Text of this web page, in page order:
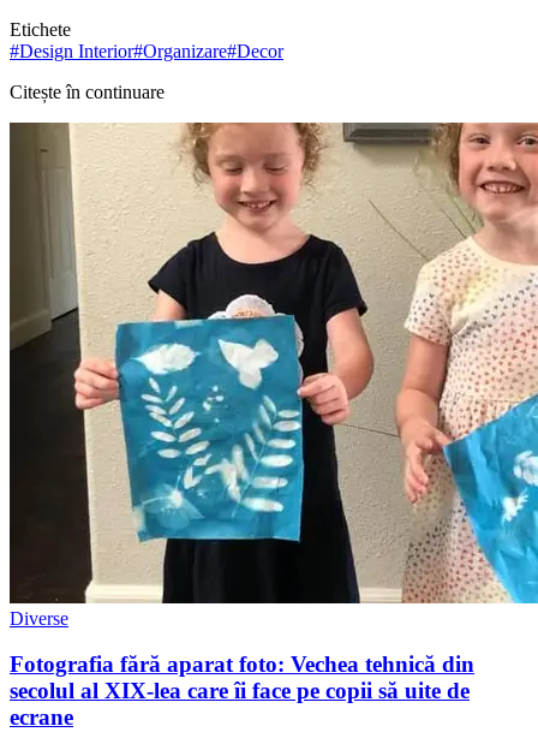
Etichete
#Design Interior#Organizare#Decor
Citește în continuare
Diverse
Fotografia fără aparat foto: Vechea tehnică din
secolul al XIX-lea care îi face pe copii să uite de
ecrane